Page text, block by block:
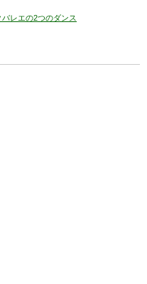
レエの2つのダンス